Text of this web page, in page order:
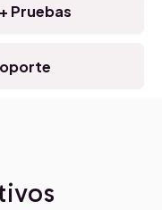
Pruebas